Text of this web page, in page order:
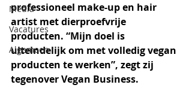
Media
Vacatures
Algemeen
professioneel make-up en hair
artist met dierproefvrije
producten. “Mijn doel is
uiteindelijk om met volledig vegan
producten te werken”, zegt zij
tegenover Vegan Business.